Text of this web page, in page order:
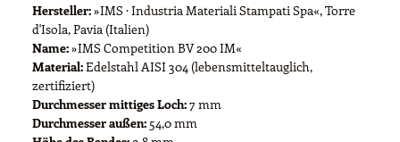
Hersteller:»IMS · Industria Materiali Stampati Spa«, Torre
d'Isola, Pavia (Italien)
Name:»IMS Competition BV 200 IM«
Material:Edelstahl AISI 304 (lebensmitteltauglich,
zertifiziert)
Durchmesser mittiges Loch:7 mm
Durchmesser außen: 54,0 mm